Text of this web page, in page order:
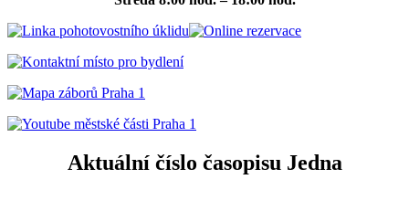
Aktuální číslo časopisu Jedna